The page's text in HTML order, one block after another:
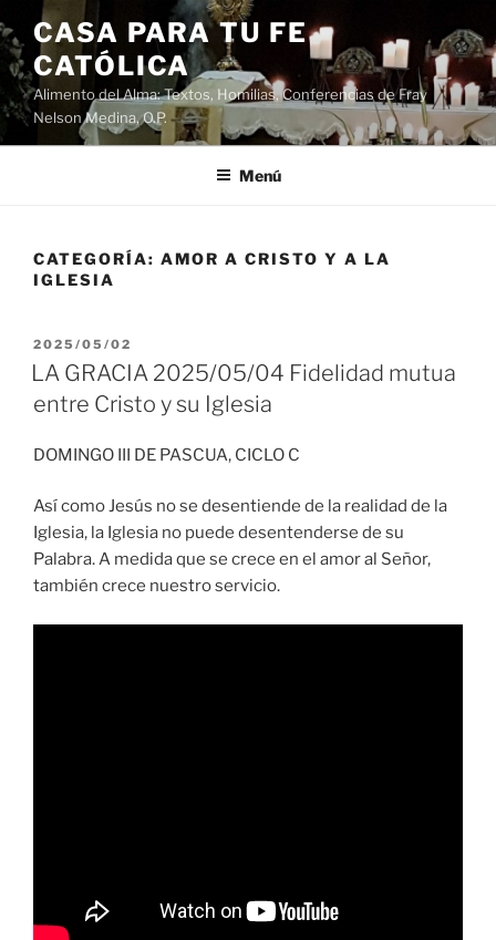
Saltar
al
contenido
CASA PARA TU FE
CATÓLICA
Alimento del Alma: Textos, Homilias, Conferencias de Fray
Nelson Medina, O.P.
Menú
CATEGORÍA: AMOR A CRISTO Y A LA
IGLESIA
PUBLICADO
EL
2025/05/02
LA GRACIA 2025/05/04 Fidelidad mutua
entre Cristo y su Iglesia
DOMINGO III DE PASCUA, CICLO C
Así como Jesús no se desentiende de la realidad de la
Iglesia, la Iglesia no puede desentenderse de su
Palabra. A medida que se crece en el amor al Señor,
también crece nuestro servicio.